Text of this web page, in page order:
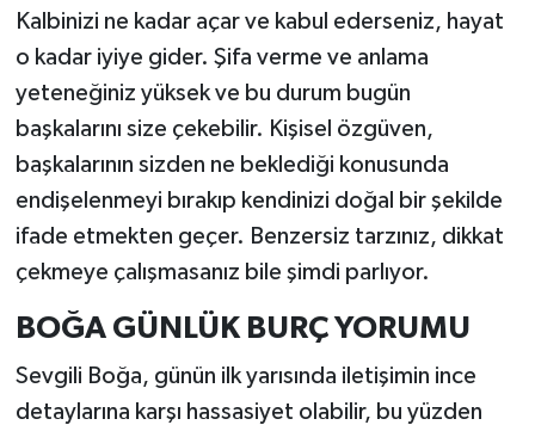
Kalbinizi ne kadar açar ve kabul ederseniz, hayat
o kadar iyiye gider. Şifa verme ve anlama
yeteneğiniz yüksek ve bu durum bugün
başkalarını size çekebilir. Kişisel özgüven,
başkalarının sizden ne beklediği konusunda
endişelenmeyi bırakıp kendinizi doğal bir şekilde
ifade etmekten geçer. Benzersiz tarzınız, dikkat
çekmeye çalışmasanız bile şimdi parlıyor.
BOĞA GÜNLÜK BURÇ YORUMU
Sevgili Boğa, günün ilk yarısında iletişimin ince
detaylarına karşı hassasiyet olabilir, bu yüzden